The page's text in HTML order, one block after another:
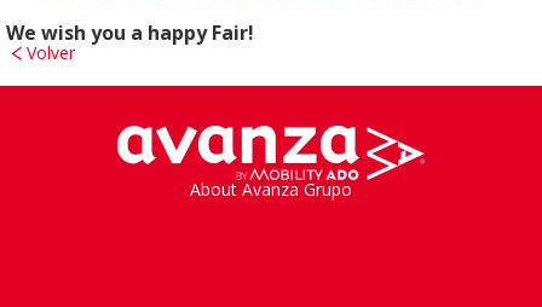
We wish you a happy Fair!
Volver
About Avanza Grupo